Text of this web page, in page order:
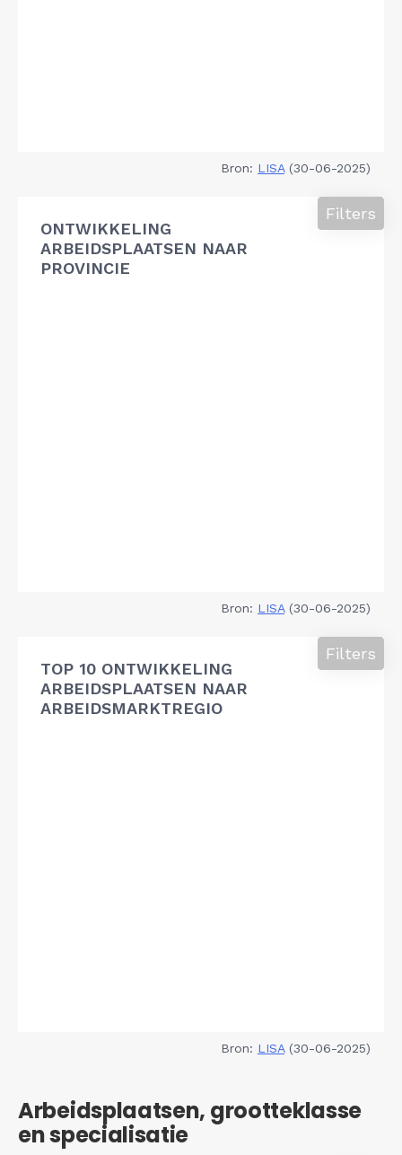
Bron: LISA(30-06-2025)
ONTWIKKELING
ARBEIDSPLAATSEN NAAR
PROVINCIE
Filters
Bron: LISA(30-06-2025)
TOP 10 ONTWIKKELING
ARBEIDSPLAATSEN NAAR
ARBEIDSMARKTREGIO
Filters
Bron: LISA(30-06-2025)
Arbeidsplaatsen, grootteklasse
en specialisatie